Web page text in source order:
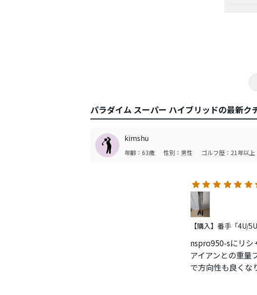
パラダイム スーパー ハイブリッドの最新ク
kimshu
年齢：63歳 性別：男性 ゴルフ歴：21年以上
【購入】番手「4U/
nspro950-sにリシ
アイアンとの重量
で方向性も良くな
高さが落ちるの